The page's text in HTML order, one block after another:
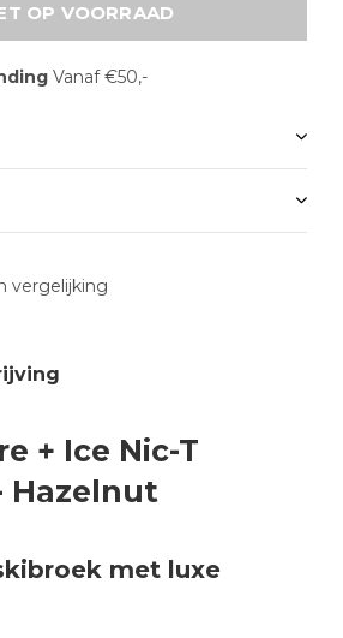
OP VOORRAAD
Vanaf €50,-
vergelijking
+ Ice Nic-T
Hazelnut
met luxe